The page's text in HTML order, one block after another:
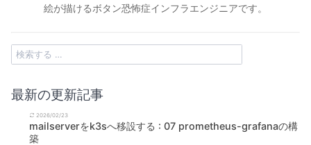
絵が描けるボタン恐怖症インフラエンジニアです。
最新の更新記事
2026/02/23
mailserverをk3sへ移設する : 07 prometheus-grafanaの構
築